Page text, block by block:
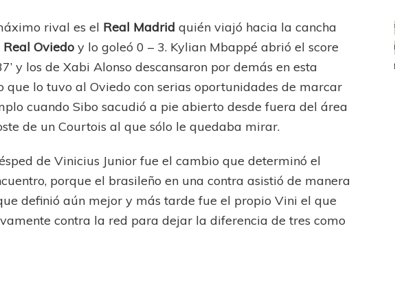
rival es el Real Madrid quién viajó hacia la cancha
Real Oviedo y lo goleó 0 – 3. Kylian Mbappé abrió el score
y los de Xabi Alonso descansaron por demás en esta
que lo tuvo al Oviedo con serias oportunidades de marcar
cuando Sibo sacudió a pie abierto desde fuera del área
de un Courtois al que sólo le quedaba mirar.
de Vinicius Junior fue el cambio que determinó el
porque el brasileño en una contra asistió de manera
definió aún mejor y más tarde fue el propio Vini el que
contra la red para dejar la diferencia de tres como
campeonas festejaron ante su gente
FÚTBOL FEMENINO
OTRAS LIGAS FEM
Tiro se quedó con la primera semifinal